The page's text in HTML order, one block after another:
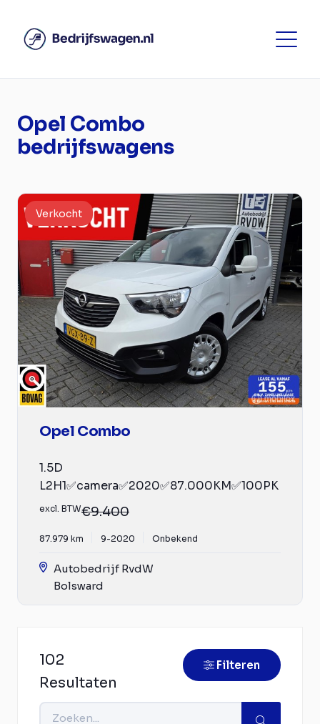
Opel Combo
bedrijfswagens
Verkocht
Opel Combo
1.5D
L2H1✅camera✅2020✅87.000KM✅100PK
excl. BTW€9.400
87.979 km 9-2020 Onbekend
Autobedrijf RvdW
Bolsward
102
Resultaten
Filteren